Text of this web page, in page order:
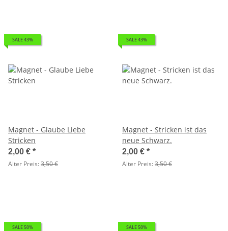
SALE 43%
Magnet - Glaube Liebe
Stricken
2,00 € *
Alter Preis:3,50 €
SALE 43%
Magnet - Stricken ist das
neue Schwarz.
2,00 € *
Alter Preis:3,50 €
SALE 50% SALE 50%